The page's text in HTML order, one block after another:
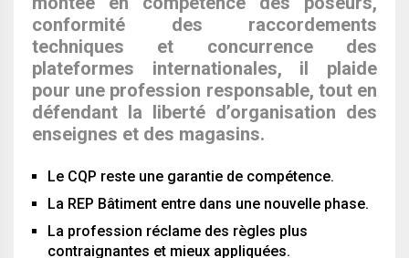
conformité des raccordements
techniques et concurrence des
plateformes internationales, il plaide
pour une profession responsable, tout en
défendant la liberté d’organisation des
enseignes et des magasins.
Le CQP reste une garantie de compétence.
La REP Bâtiment entre dans une nouvelle phase.
La profession réclame des règles plus
contraignantes et mieux appliquées.